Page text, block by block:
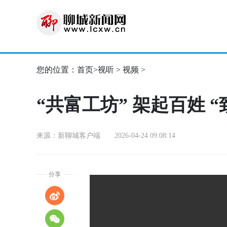
您的位置： 首页>视听 > 视频 >
“共富工坊” 架起百姓 “
来源：新聊城客户端 2026-04-24 09:08:14
分享